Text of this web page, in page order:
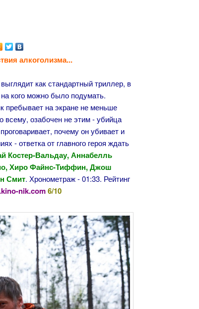
алкоголизма...
как стандартный триллер, в
кого можно было подумать.
пребывает на экране не меньше
всему, озабочен не этим - убийца
почему он убивает и
- ответка от главного героя ждать
Костер-Вальдау, Аннабелль
Хиро Файнс-Тиффин, Джош
Смит. Хронометраж - 01:33. Рейтинг
nik.com6/10